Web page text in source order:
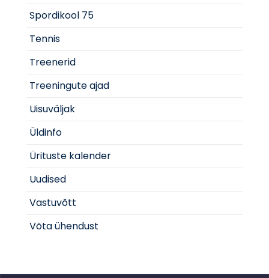
Spordikool 75
Tennis
Treenerid
Treeningute ajad
Uisuväljak
Üldinfo
Ürituste kalender
Uudised
Vastuvõtt
Võta ühendust